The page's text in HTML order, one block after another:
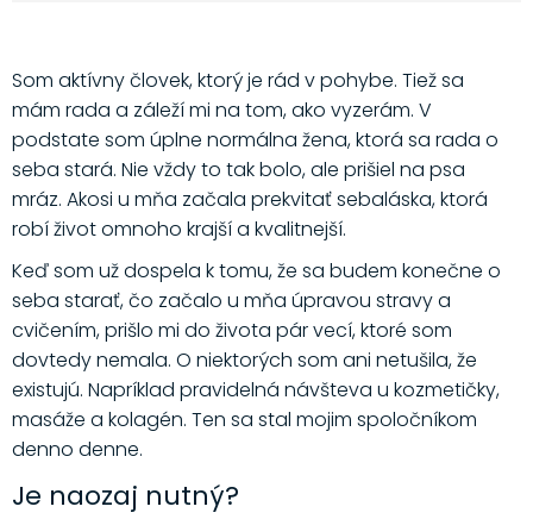
Som aktívny človek, ktorý je rád v pohybe. Tiež sa
mám rada a záleží mi na tom, ako vyzerám. V
podstate som úplne normálna žena, ktorá sa rada o
seba stará. Nie vždy to tak bolo, ale prišiel na psa
mráz. Akosi u mňa začala prekvitať sebaláska, ktorá
robí život omnoho krajší a kvalitnejší.
Keď som už dospela k tomu, že sa budem konečne o
seba starať, čo začalo u mňa úpravou stravy a
cvičením, prišlo mi do života pár vecí, ktoré som
dovtedy nemala. O niektorých som ani netušila, že
existujú. Napríklad pravidelná návšteva u kozmetičky,
masáže a kolagén. Ten sa stal mojim spoločníkom
denno denne.
Je naozaj nutný?